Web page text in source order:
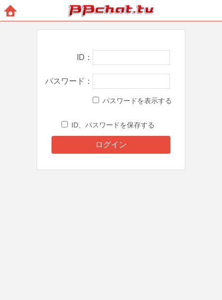
BBchatTV
ID
パスワード
パスワードを表示する
ID、パスワードを保存する